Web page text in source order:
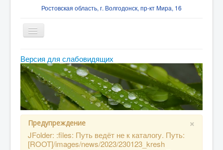
Ростовская область, г. Волгодонск, пр-кт Мира, 16
Toggle
Navigation
Главная
Абитуриенту
Студенту
ДПО
Выпускнику
Сотруднику
Версия для слабовидящих
×
Предупреждение
JFolder: :files: Путь ведёт не к каталогу. Путь:
[ROOT]/images/news/2023/230123_kresh